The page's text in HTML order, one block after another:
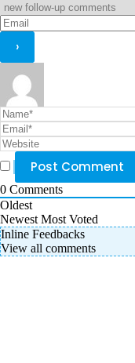
0 Comments
Oldest
Newest Most Voted
Inline Feedbacks
View all comments